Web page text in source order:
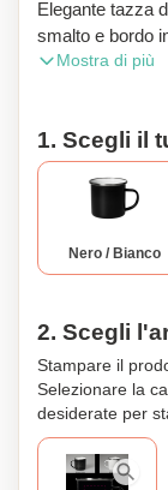
Elegante tazza
smalto e bordo
nero. Colore
Mostra di più
1. Scegli il
Nero / Bianco
2. Scegli
Stampare il
Selezionare la
desiderate per